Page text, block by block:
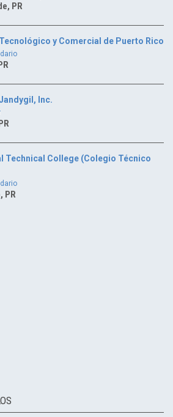
PR
y Comercial de Puerto Rico
Inc.
Technical College (Colegio Técnico
PR